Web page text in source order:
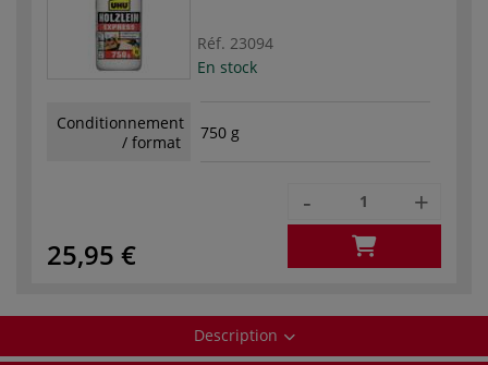
Réf. 23094
En stock
Conditionnement
/ format
750 g
25,95 €
- +
Description